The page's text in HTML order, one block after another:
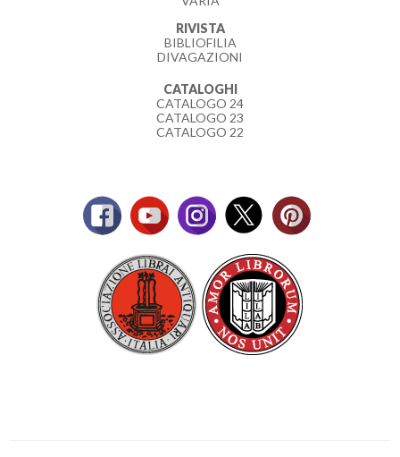
RIVISTA
BIBLIOFILIA
DIVAGAZIONI
CATALOGHI
CATALOGO 24
CATALOGO 23
CATALOGO 22